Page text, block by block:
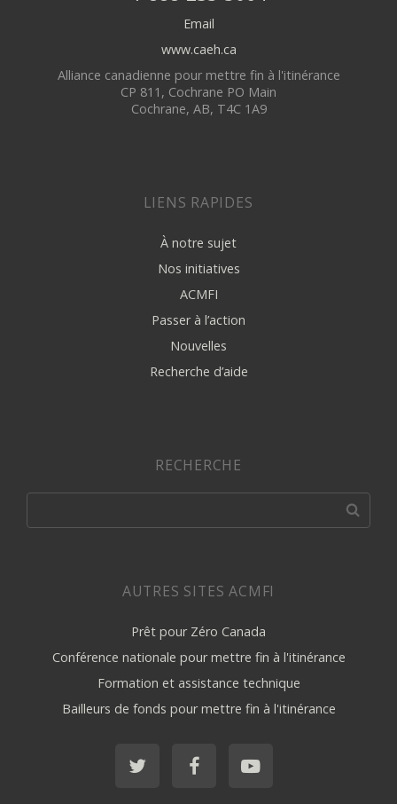
Email
www.caeh.ca
Alliance canadienne pour mettre fin à l'itinérance
CP 811, Cochrane PO Main
Cochrane, AB, T4C 1A9
LIENS RAPIDES
À notre sujet
Nos initiatives
ACMFI
Passer à l’action
Nouvelles
Recherche d’aide
RECHERCHE
AUTRES SITES ACMFI
Prêt pour Zéro Canada
Conférence nationale pour mettre fin à l'itinérance
Formation et assistance technique
Bailleurs de fonds pour mettre fin à l'itinérance